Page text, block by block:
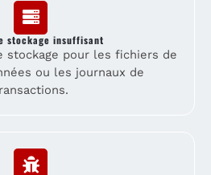
stockage insuffisant
stockage pour les fichiers de
ou les journaux de